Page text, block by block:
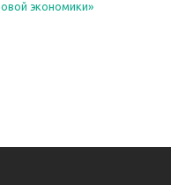
экономики»